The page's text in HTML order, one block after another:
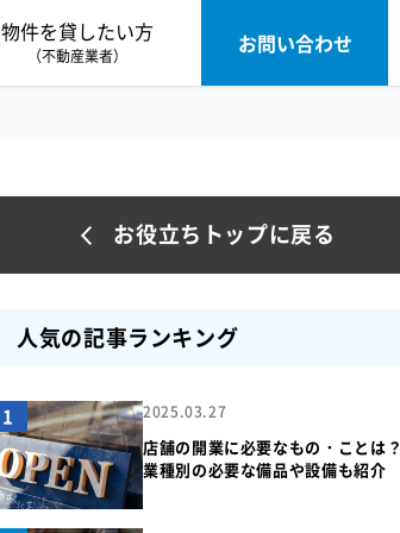
物件を貸したい方
（不動産業者） お問い合わせ
お役立ちトップに戻る
人気の記事ランキング
1 2025.03.27
店舗の開業に必要なもの・ことは？
業種別の必要な備品や設備も紹介